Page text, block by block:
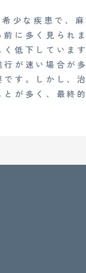
少な疾患で、
に多く見られ
低下していま
行が速い場合が
です。しかし、
とが多く、最終